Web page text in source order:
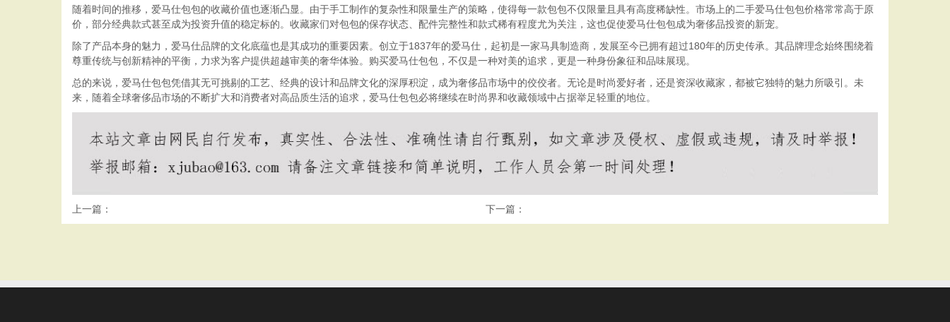
随着时间的推移，爱马仕包包的收藏价值也逐渐凸显。由于手工制作的复杂性和限量生产的策略，使得每一款包包不仅限量且具有高度稀缺性。市场上的二手爱马仕包包价格常常高于原
价，部分经典款式甚至成为投资升值的稳定标的。收藏家们对包包的保存状态、配件完整性和款式稀有程度尤为关注，这也促使爱马仕包包成为奢侈品投资的新宠。
除了产品本身的魅力，爱马仕品牌的文化底蕴也是其成功的重要因素。创立于1837年的爱马仕，起初是一家马具制造商，发展至今已拥有超过180年的历史传承。其品牌理念始终围绕着
尊重传统与创新精神的平衡，力求为客户提供超越审美的奢华体验。购买爱马仕包包，不仅是一种对美的追求，更是一种身份象征和品味展现。
总的来说，爱马仕包包凭借其无可挑剔的工艺、经典的设计和品牌文化的深厚积淀，成为奢侈品市场中的佼佼者。无论是时尚爱好者，还是资深收藏家，都被它独特的魅力所吸引。未
来，随着全球奢侈品市场的不断扩大和消费者对高品质生活的追求，爱马仕包包必将继续在时尚界和收藏领域中占据举足轻重的地位。
上一篇： 下一篇：